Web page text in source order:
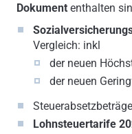
Dokumententhalten
Vergleich: inkl
der neuen
der neuen
Lohnsteuertarife